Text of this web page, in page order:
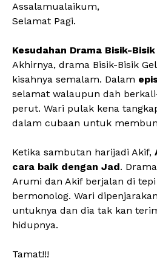
Assalamualaikum,
Selamat Pagi.
Kesudahan Drama Bisik-
Akhirnya, drama Bisik-Bisik
kisahnya semalam. Dalam
selamat walaupun dah
perut. Wari pulak kena
dalam cubaan untuk
Ketika sambutan harijadi Akif,
cara baik dengan Jad.
Arumi dan Akif berjalan di
bermonolog. Wari
untuknya dan dia tak kan
hidupnya.
Tamat!!!